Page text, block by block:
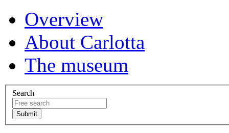
Overview
About Carlotta
The museum
Search